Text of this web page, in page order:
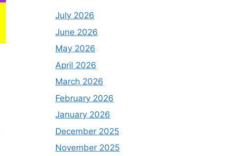
July 2026
June 2026
May 2026
April 2026
March 2026
February 2026
January 2026
December 2025
November 2025